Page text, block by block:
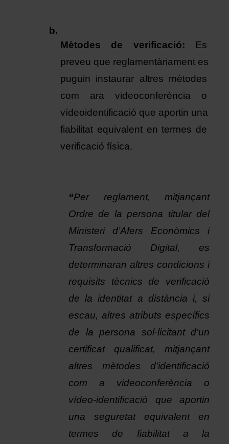
Mètodes de verificació:
Es
preveu que reglamentàriament es
puguin instaurar altres mètodes
com ara videoconferència o
vídeoidentificació que aportin una
fiabilitat equivalent en termes de
verificació física.
“Per reglament, mitjançant
Ordre de la persona titular del
Ministeri d’Afers Econòmics i
Transformació Digital, es
determinaran altres condicions i
requisits tècnics de verificació
de la identitat a distància i, si
escau, altres atributs específics
de la persona sol·licitant d’un
certificat qualificat, mitjançant
altres mètodes d’identificació
com a videoconferència o
vídeo-identificació que aportin
una seguretat equivalent en
termes de fiabilitat a la